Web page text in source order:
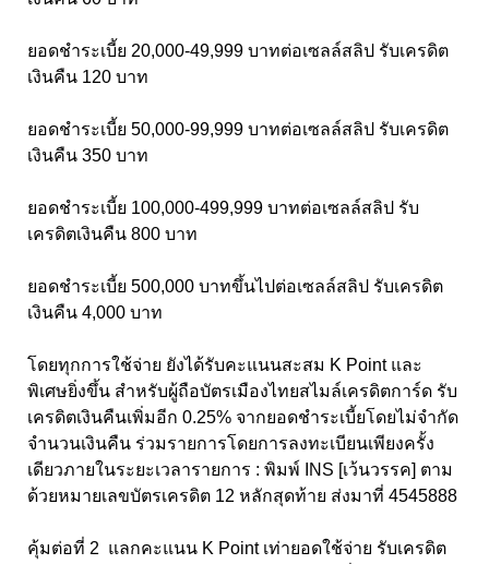
ยอดชำระเบี้ย 20,000-49,999 บาทต่อเซลล์สลิป รับเครดิต
เงินคืน 120 บาท
ยอดชำระเบี้ย 50,000-99,999 บาทต่อเซลล์สลิป รับเครดิต
เงินคืน 350 บาท
ยอดชำระเบี้ย 100,000-499,999 บาทต่อเซลล์สลิป รับ
เครดิตเงินคืน 800 บาท
ยอดชำระเบี้ย 500,000 บาทขึ้นไปต่อเซลล์สลิป รับเครดิต
เงินคืน 4,000 บาท
โดยทุกการใช้จ่าย ยังได้รับคะแนนสะสม K Point และ
พิเศษยิ่งขึ้น สำหรับผู้ถือบัตรเมืองไทยสไมล์เครดิตการ์ด รับ
เครดิตเงินคืนเพิ่มอีก 0.25% จากยอดชำระเบี้ยโดยไม่จำกัด
จำนวนเงินคืน ร่วมรายการโดยการลงทะเบียนเพียงครั้ง
เดียวภายในระยะเวลารายการ : พิมพ์ INS [เว้นวรรค] ตาม
ด้วยหมายเลขบัตรเครดิต 12 หลักสุดท้าย ส่งมาที่ 4545888
คุ้มต่อที่ 2 แลกคะแนน K Point เท่ายอดใช้จ่าย รับเครดิต